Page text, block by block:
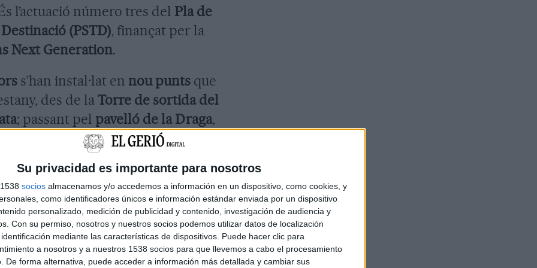
Su privacidad es importante para nosotros
socios almacenamos y/o accedemos a información en un dispositivo, como cookies, y
como identificadores únicos e información estándar enviada por un dispositivo
personalizado, medición de publicidad y contenido, investigación de audiencia y
Con su permiso, nosotros y nuestros socios podemos utilizar datos de localización
mediante las características de dispositivos. Puede hacer clic para
a nosotros y a nuestros 1538 socios para que llevemos a cabo el procesamiento
De forma alternativa, puede acceder a información más detallada y cambiar sus
És l’actuació número tres del Pla de
(PSTD), finançat per la
Next Generation.
s’han instal·lat en nou punts que
des de laTorre de sortida del
; passant pel pavelló de la Draga,
Banyoles, l’encreuament amb
de Turisme. A més, alguns dels
el nombre d’embarcacionsque
moment l’estat d’ocupacióde
de mobilitatdels visitants. La